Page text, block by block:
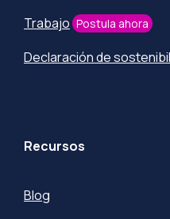
Trabajo Postula ahora
Declaración de
Recursos
Blog